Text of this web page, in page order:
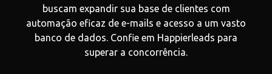
buscam expandir sua base de clientes com
automação eficaz de e-mails e acesso a um vasto
banco de dados. Confie em Happierleads para
superar a concorrência.